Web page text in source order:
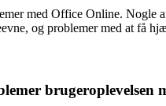
med Office Online. Nogle
og problemer med at få
brugeroplevelsen